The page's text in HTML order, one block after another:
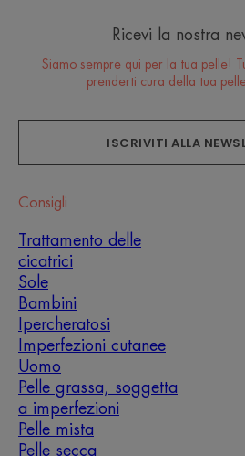
Ricevi la nostra
Siamo sempre qui per la tua pelle!
prenderti cura della tua
ISCRIVITI ALLA
Consigli
Trattamento delle
cicatrici
Sole
Bambini
Ipercheratosi
Imperfezioni cutanee
Uomo
Pelle grassa, soggetta
a imperfezioni
Pelle mista
Pelle secca